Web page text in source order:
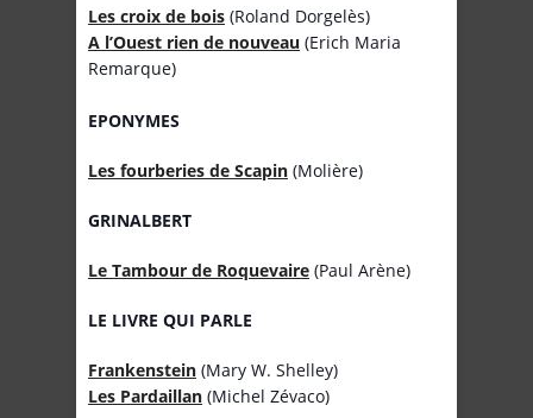
Les croix de bois (Roland Dorgelès)
A l’Ouest rien de nouveau (Erich Maria
Remarque)
EPONYMES
Les fourberies de Scapin (Molière)
GRINALBERT
Le Tambour de Roquevaire (Paul Arène)
LE LIVRE QUI PARLE
Frankenstein (Mary W. Shelley)
Les Pardaillan (Michel Zévaco)